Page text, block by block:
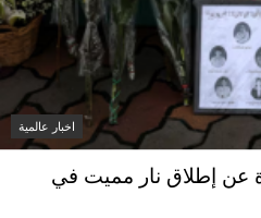
اخبار عالمية
عن إطلاق نار مميت في